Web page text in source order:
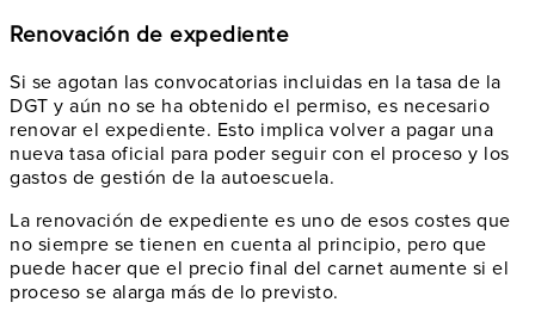
Renovación de expediente
Si se agotan las convocatorias incluidas en la tasa de la
DGT y aún no se ha obtenido el permiso, es necesario
renovar el expediente. Esto implica volver a pagar una
nueva tasa oficial para poder seguir con el proceso y los
gastos de gestión de la autoescuela.
La renovación de expediente es uno de esos costes que
no siempre se tienen en cuenta al principio, pero que
puede hacer que el precio final del carnet aumente si el
proceso se alarga más de lo previsto.